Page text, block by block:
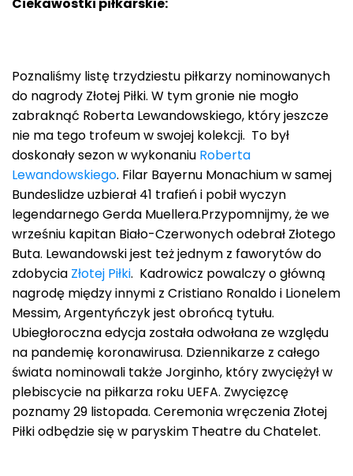
Poznaliśmy listę trzydziestu piłkarzy nominowanych
do nagrody Złotej Piłki. W tym gronie nie mogło
zabraknąć Roberta Lewandowskiego, który jeszcze
nie ma tego trofeum w swojej kolekcji. To był
doskonały sezon w wykonaniu Roberta
Lewandowskiego. Filar Bayernu Monachium w samej
Bundeslidze uzbierał 41 trafień i pobił wyczyn
legendarnego Gerda Muellera.Przypomnijmy, że we
wrześniu kapitan Biało-Czerwonych odebrał Złotego
Buta. Lewandowski jest też jednym z faworytów do
zdobycia Złotej Piłki. Kadrowicz powalczy o główną
nagrodę między innymi z Cristiano Ronaldo i Lionelem
Messim, Argentyńczyk jest obrońcą tytułu.
Ubiegłoroczna edycja została odwołana ze względu
na pandemię koronawirusa. Dziennikarze z całego
świata nominowali także Jorginho, który zwyciężył w
plebiscycie na piłkarza roku UEFA. Zwycięzcę
poznamy 29 listopada. Ceremonia wręczenia Złotej
Piłki odbędzie się w paryskim Theatre du Chatelet.